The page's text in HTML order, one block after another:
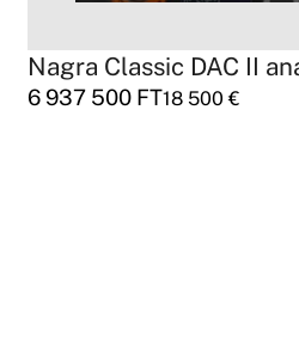
Nagra Classic DAC II
6 937 500 FT18 500€